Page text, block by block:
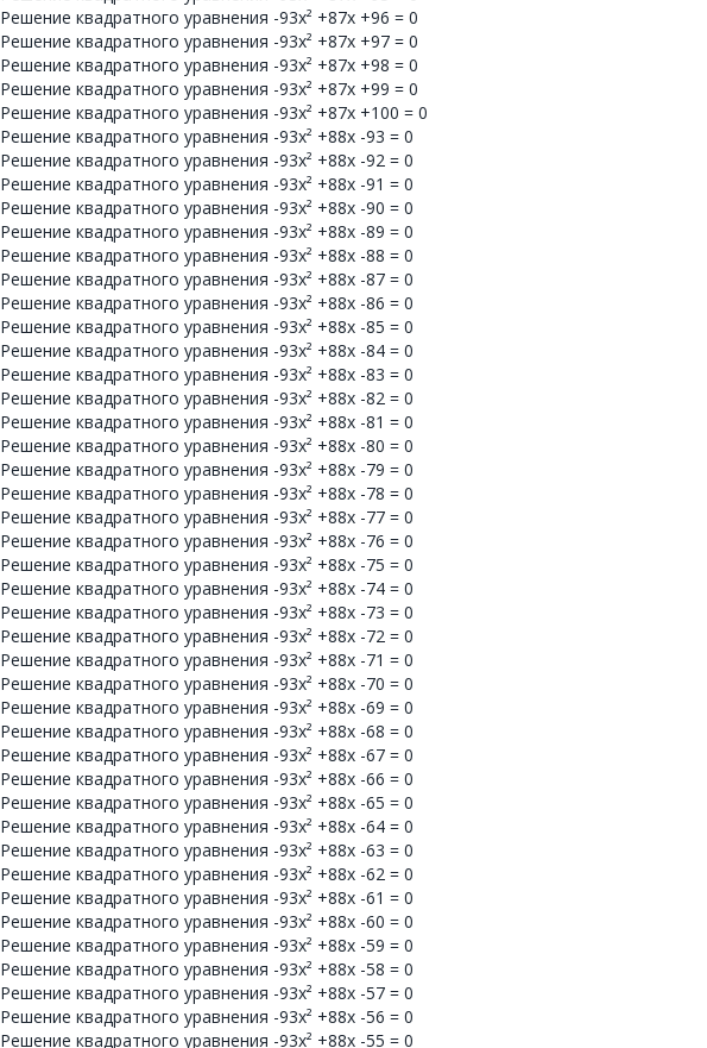
Решение квадратного уравнения -93x² +87x +96 = 0
Решение квадратного уравнения -93x² +87x +97 = 0
Решение квадратного уравнения -93x² +87x +98 = 0
Решение квадратного уравнения -93x² +87x +99 = 0
Решение квадратного уравнения -93x² +87x +100 = 0
Решение квадратного уравнения -93x² +88x -93 = 0
Решение квадратного уравнения -93x² +88x -92 = 0
Решение квадратного уравнения -93x² +88x -91 = 0
Решение квадратного уравнения -93x² +88x -90 = 0
Решение квадратного уравнения -93x² +88x -89 = 0
Решение квадратного уравнения -93x² +88x -88 = 0
Решение квадратного уравнения -93x² +88x -87 = 0
Решение квадратного уравнения -93x² +88x -86 = 0
Решение квадратного уравнения -93x² +88x -85 = 0
Решение квадратного уравнения -93x² +88x -84 = 0
Решение квадратного уравнения -93x² +88x -83 = 0
Решение квадратного уравнения -93x² +88x -82 = 0
Решение квадратного уравнения -93x² +88x -81 = 0
Решение квадратного уравнения -93x² +88x -80 = 0
Решение квадратного уравнения -93x² +88x -79 = 0
Решение квадратного уравнения -93x² +88x -78 = 0
Решение квадратного уравнения -93x² +88x -77 = 0
Решение квадратного уравнения -93x² +88x -76 = 0
Решение квадратного уравнения -93x² +88x -75 = 0
Решение квадратного уравнения -93x² +88x -74 = 0
Решение квадратного уравнения -93x² +88x -73 = 0
Решение квадратного уравнения -93x² +88x -72 = 0
Решение квадратного уравнения -93x² +88x -71 = 0
Решение квадратного уравнения -93x² +88x -70 = 0
Решение квадратного уравнения -93x² +88x -69 = 0
Решение квадратного уравнения -93x² +88x -68 = 0
Решение квадратного уравнения -93x² +88x -67 = 0
Решение квадратного уравнения -93x² +88x -66 = 0
Решение квадратного уравнения -93x² +88x -65 = 0
Решение квадратного уравнения -93x² +88x -64 = 0
Решение квадратного уравнения -93x² +88x -63 = 0
Решение квадратного уравнения -93x² +88x -62 = 0
Решение квадратного уравнения -93x² +88x -61 = 0
Решение квадратного уравнения -93x² +88x -60 = 0
Решение квадратного уравнения -93x² +88x -59 = 0
Решение квадратного уравнения -93x² +88x -58 = 0
Решение квадратного уравнения -93x² +88x -57 = 0
Решение квадратного уравнения -93x² +88x -56 = 0
Решение квадратного уравнения -93x² +88x -55 = 0